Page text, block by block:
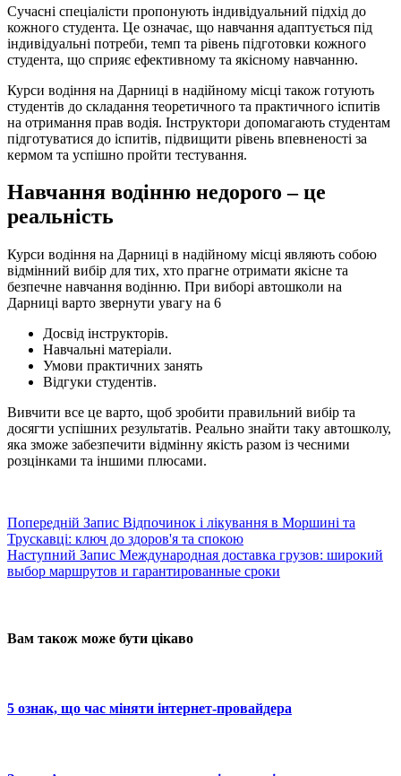
Сучасні спеціалісти пропонують індивідуальний підхід до
кожного студента. Це означає, що навчання адаптується під
індивідуальні потреби, темп та рівень підготовки кожного
студента, що сприяє ефективному та якісному навчанню.
Курси водіння на Дарниці в надійному місці також готують
студентів до складання теоретичного та практичного іспитів
на отримання прав водія. Інструктори допомагають студентам
підготуватися до іспитів, підвищити рівень впевненості за
кермом та успішно пройти тестування.
Навчання водінню недорого – це
реальність
Курси водіння на Дарниці в надійному місці являють собою
відмінний вибір для тих, хто прагне отримати якісне та
безпечне навчання водінню. При виборі автошколи на
Дарниці варто звернути увагу на 6
Досвід інструкторів.
Навчальні матеріали.
Умови практичних занять
Відгуки студентів.
Вивчити все це варто, щоб зробити правильний вибір та
досягти успішних результатів. Реально знайти таку автошколу,
яка зможе забезпечити відмінну якість разом із чесними
розцінками та іншими плюсами.
Попередній Запис Відпочинок і лікування в Моршині та
Трускавці: ключ до здоров'я та спокою
Наступний Запис Международная доставка грузов: широкий
выбор маршрутов и гарантированные сроки
Вам також може бути цікаво
5 ознак, що час міняти інтернет-провайдера